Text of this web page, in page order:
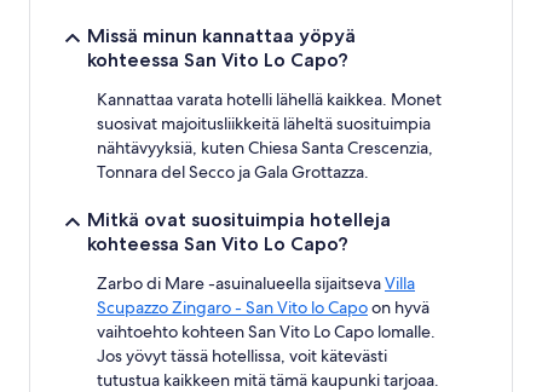
Missä minun kannattaa yöpyä
kohteessa San Vito Lo Capo?
Kannattaa varata hotelli lähellä kaikkea. Monet
suosivat majoitusliikkeitä läheltä suosituimpia
nähtävyyksiä, kuten Chiesa Santa Crescenzia,
Tonnara del Secco ja Gala Grottazza.
Mitkä ovat suosituimpia hotelleja
kohteessa San Vito Lo Capo?
Zarbo di Mare -asuinalueella sijaitsevaVilla
Scupazzo Zingaro - San Vito lo Capoon hyvä
vaihtoehto kohteen San Vito Lo Capo lomalle.
Jos yövyt tässä hotellissa, voit kätevästi
tutustua kaikkeen mitä tämä kaupunki tarjoaa.